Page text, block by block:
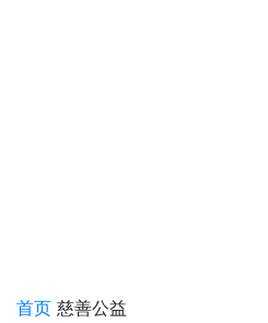
首页 慈善公益